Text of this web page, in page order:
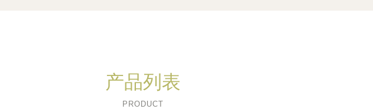
产品列表
PRODUCT